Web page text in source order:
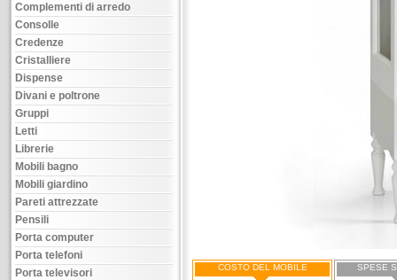
Complementi di arredo
Consolle
Credenze
Cristalliere
Dispense
Divani e poltrone
Gruppi
Letti
Librerie
Mobili bagno
Mobili giardino
Pareti attrezzate
Pensili
Porta computer
Porta telefoni
Porta televisori
COSTO DEL MOBILE SPESE